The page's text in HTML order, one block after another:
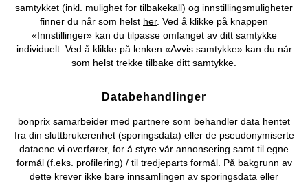
samtykket (inkl. mulighet for tilbakekall) og innstillingsmuligheter
finner du når som helst her. Ved å klikke på knappen
«Innstillinger» kan du tilpasse omfanget av ditt samtykke
individuelt. Ved å klikke på lenken «Avvis samtykke» kan du når
som helst trekke tilbake ditt samtykke.
Databehandlinger
bonprix samarbeider med partnere som behandler data hentet
fra din sluttbrukerenhet (sporingsdata) eller de pseudonymiserte
dataene vi overfører, for å styre vår annonsering samt til egne
formål (f.eks. profilering) / til tredjeparts formål. På bakgrunn av
dette krever ikke bare innsamlingen av sporingsdata eller